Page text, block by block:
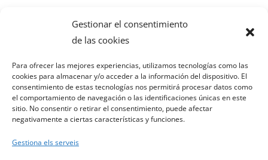
Gestionar el consentimiento
de las cookies
Para ofrecer las mejores experiencias, utilizamos tecnologías como las
cookies para almacenar y/o acceder a la información del dispositivo. El
consentimiento de estas tecnologías nos permitirá procesar datos como
el comportamiento de navegación o las identificaciones únicas en este
sitio. No consentir o retirar el consentimiento, puede afectar
negativamente a ciertas características y funciones.
Gestiona els serveis

ariadnabailo